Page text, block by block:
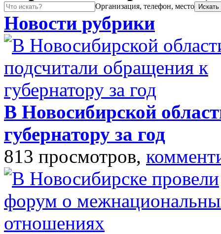
Организация, телефон, место
Новости рубрики
В Новосибирской
губернатору за год
813 просмотров,